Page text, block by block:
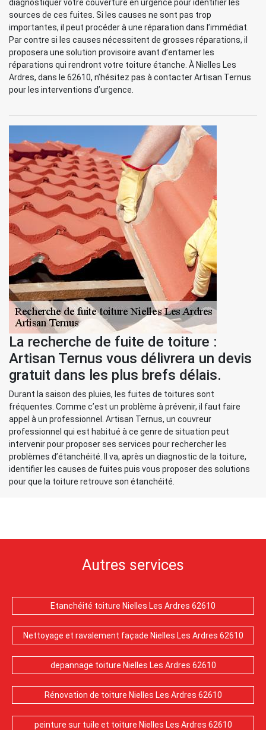
diagnostiquer votre couverture en urgence pour identifier les
sources de ces fuites. Si les causes ne sont pas trop
importantes, il peut procéder à une réparation dans l’immédiat.
Par contre si les causes nécessitent de grosses réparations, il
proposera une solution provisoire avant d’entamer les
réparations qui rendront votre toiture étanche. À Nielles Les
Ardres, dans le 62610, n’hésitez pas à contacter Artisan Ternus
pour les interventions d’urgence.
La recherche de fuite de toiture :
Artisan Ternus vous délivrera un devis
gratuit dans les plus brefs délais.
Durant la saison des pluies, les fuites de toitures sont
fréquentes. Comme c’est un problème à prévenir, il faut faire
appel à un professionnel. Artisan Ternus, un couvreur
professionnel qui est habitué à ce genre de situation peut
intervenir pour proposer ses services pour rechercher les
problèmes d’étanchéité. Il va, après un diagnostic de la toiture,
identifier les causes de fuites puis vous proposer des solutions
pour que la toiture retrouve son étanchéité.
Autres services
Etanchéité toiture Nielles Les Ardres 62610
Nettoyage et ravalement façade Nielles Les Ardres 62610
depannage toiture Nielles Les Ardres 62610
Rénovation de toiture Nielles Les Ardres 62610
peinture sur tuile et toiture Nielles Les Ardres 62610